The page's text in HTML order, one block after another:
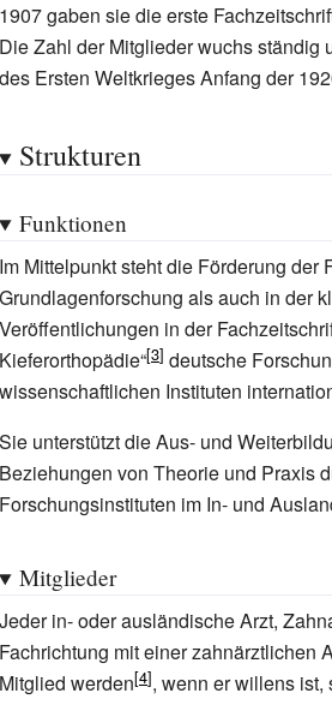
1907 gaben sie die erste
Die Zahl der Mitglieder wuchs ständig
des Ersten Weltkrieges Anfang der
Strukturen
Funktionen
Im Mittelpunkt steht die Förderung der
Grundlagenforschung als auch in der
Veröffentlichungen in der
Kieferorthopädie“
deutsche
wissenschaftlichen Instituten
Sie unterstützt die Aus- und
Beziehungen von Theorie und Praxis
Forschungsinstituten im In- und
Mitglieder
Jeder in- oder ausländische Arzt,
Fachrichtung mit einer zahnärztlichen
Mitglied werden
, wenn er willens